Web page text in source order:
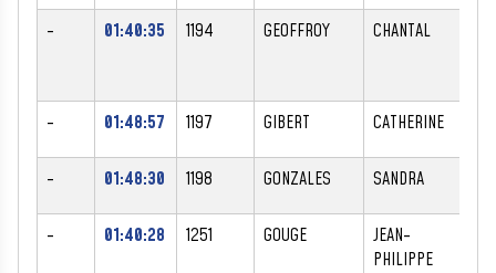
- 01:40:35 1194 GEOFFROY CHANTAL
- 01:48:57 1197 GIBERT CATHERINE
- 01:48:30 1198 GONZALES SANDRA
- 01:40:28 1251 GOUGE
JEAN-
PHILIPPE